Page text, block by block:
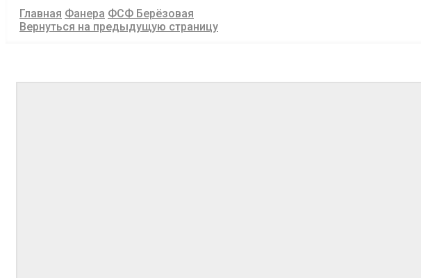
Главная Фанера ФСФ Берёзовая
Вернуться на предыдущую страницу